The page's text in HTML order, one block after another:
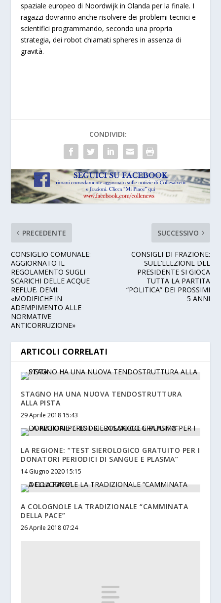
spaziale europeo di Noordwijk in Olanda per la finale. I
ragazzi dovranno anche risolvere dei problemi tecnici e
scientifici programmando, secondo una propria
strategia, dei robot chiamati spheres in assenza di
gravità.
CONDIVIDI:
PRECEDENTE
CONSIGLIO COMUNALE:
AGGIORNATO IL
REGOLAMENTO SUGLI
SCARICHI DELLE ACQUE
REFLUE. DEMI:
«MODIFICHE IN
ADEMPIMENTO ALLE
NORMATIVE
ANTICORRUZIONE»
SUCCESSIVO
CONSIGLI DI FRAZIONE:
SULL’ELEZIONE DEL
PRESIDENTE SI GIOCA
TUTTA LA PARTITA
“POLITICA” DEI PROSSIMI
5 ANNI
ARTICOLI CORRELATI
STAGNO HA UNA NUOVA TENDOSTRUTTURA
ALLA PISTA
29 Aprile 2018 15:43
LA REGIONE: “TEST SIEROLOGICO GRATUITO PER I
DONATORI PERIODICI DI SANGUE E PLASMA”
14 Giugno 2020 15:15
A COLOGNOLE LA TRADIZIONALE “CAMMINATA
DELLA PACE”
26 Aprile 2018 07:24